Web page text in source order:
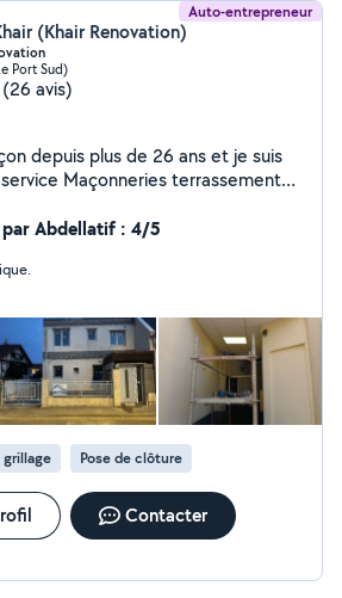
Auto-entrepreneur
(Khair Renovation)
Port Sud)
(26 avis)
depuis plus de 26 ans et je suis
terrassement
Abdellatif : 4/5
grillage Pose de clôture
Contacter